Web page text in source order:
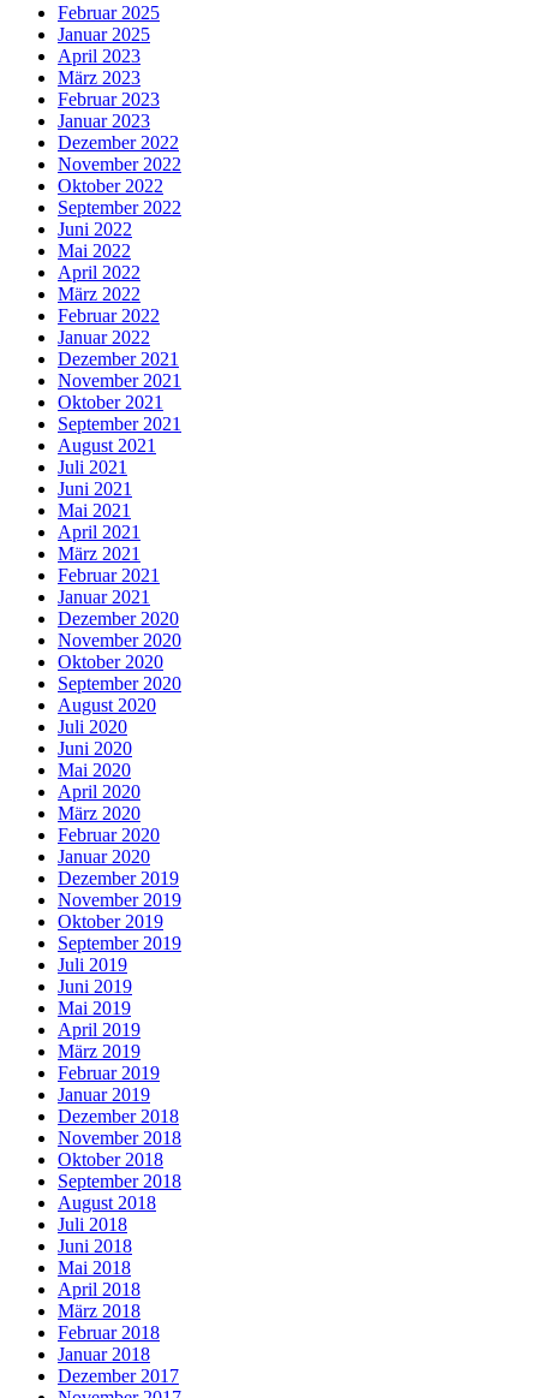
Februar 2025
Januar 2025
April 2023
März 2023
Februar 2023
Januar 2023
Dezember 2022
November 2022
Oktober 2022
September 2022
Juni 2022
Mai 2022
April 2022
März 2022
Februar 2022
Januar 2022
Dezember 2021
November 2021
Oktober 2021
September 2021
August 2021
Juli 2021
Juni 2021
Mai 2021
April 2021
März 2021
Februar 2021
Januar 2021
Dezember 2020
November 2020
Oktober 2020
September 2020
August 2020
Juli 2020
Juni 2020
Mai 2020
April 2020
März 2020
Februar 2020
Januar 2020
Dezember 2019
November 2019
Oktober 2019
September 2019
Juli 2019
Juni 2019
Mai 2019
April 2019
März 2019
Februar 2019
Januar 2019
Dezember 2018
November 2018
Oktober 2018
September 2018
August 2018
Juli 2018
Juni 2018
Mai 2018
April 2018
März 2018
Februar 2018
Januar 2018
Dezember 2017